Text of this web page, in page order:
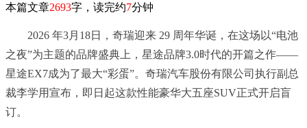
本篇文章2693字，读完约7分钟
2026 年3月18日，奇瑞迎来 29 周年华诞，在这场以“电池
之夜”为主题的品牌盛典上，星途品牌3.0时代的开篇之作——
星途EX7成为了最大“彩蛋”。奇瑞汽车股份有限公司执行副总
裁李学用宣布，即日起这款性能豪华大五座SUV正式开启盲
订。